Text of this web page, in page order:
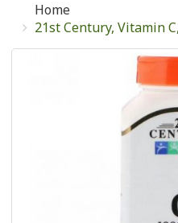
Home
21st Century, Vitamin